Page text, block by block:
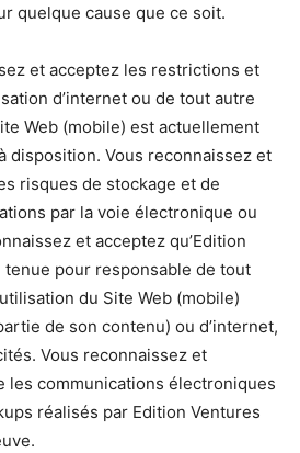
quelque cause que ce soit.
et acceptez les restrictions et
d’internet ou de tout autre
Web (mobile) est actuellement
disposition. Vous reconnaissez et
risques de stockage et de
par la voie électronique ou
et acceptez qu’Edition
pour responsable de tout
du Site Web (mobile)
de son contenu) ou d’internet,
Vous reconnaissez et
les communications électroniques
réalisés par Edition Ventures